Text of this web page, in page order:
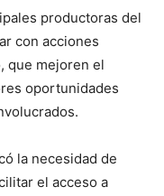
productoras del
con acciones
que mejoren el
oportunidades
la necesidad de
el acceso a